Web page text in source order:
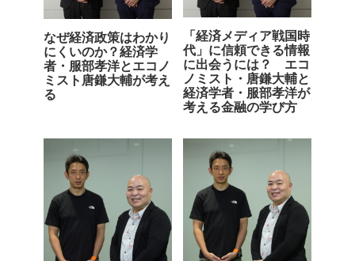
なぜ経済政策はわかり
にくいのか？経済学
者・服部孝洋とエコノ
ミスト唐鎌大輔が考え
る
「経済メディア戦国時
代」に信頼できる情報
に出会うには？ エコ
ノミスト・唐鎌大輔と
経済学者・服部孝洋が
考える金融の学び方